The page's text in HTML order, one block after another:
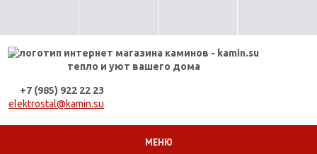
тепло и уют вашего дома
+7 (985) 922 22 23
elektrostal@kamin.su
МЕНЮ